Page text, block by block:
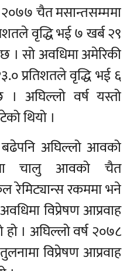
२०७७ चैत मसान्तसम्ममा
वृद्धि भई ७ खर्ब २९
। सो अवधिमा अमेरिकी
प्रतिशतले वृद्धि भई ६
अघिल्लो वर्ष यस्तो
थियो ।
बढेपनि अघिल्लो आवको
चालु आवको चैत
रेमिट्यान्स रकममा भने
विप्रेषण आप्रवाह
। अघिल्लो वर्ष २०७८
विप्रेषण आप्रवाह